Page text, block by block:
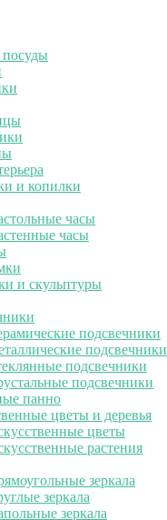
и копилки
часы
часы
и скульптуры
подсвечники
подсвечники
подсвечники
подсвечники
панно
цветы и деревья
цветы
растения
зеркала
зеркала
зеркала